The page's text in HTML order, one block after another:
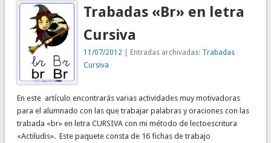
Trabadas «Br» en letra
Cursiva
11/07/2012 | Entradas archivadas: Trabadas
Cursiva
En este artículo encontrarás varias actividades muy motivadoras
para el alumnado con las que trabajar palabras y oraciones con las
trabada «br» en letra CURSIVA con mi método de lectoescritura
«Actiludis». Este paquete consta de 16 fichas de trabajo